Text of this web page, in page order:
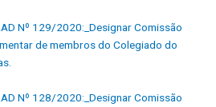
Nº 129/2020:_Designar Comissão
de membros do Colegiado do
Nº 128/2020:_Designar Comissão